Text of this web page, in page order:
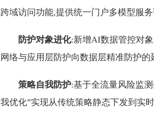
跨域访问功能,提供统一门户多模型服务
防护对象进化:新增AI数据管控对
网络与应用层防护向数据层精准防护的
策略自我防护:基于全流量风险监
我优化”实现从传统策略静态下发到实